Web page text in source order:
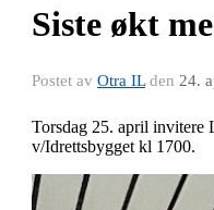
Siste økt
Postet av Otra ILden 24.
Torsdag 25. april invitere
v/Idrettsbygget kl 1700.